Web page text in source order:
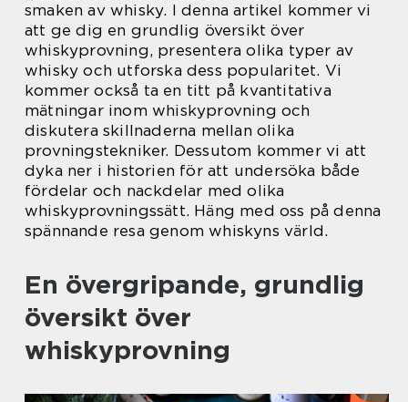
smaken av whisky. I denna artikel kommer vi
att ge dig en grundlig översikt över
whiskyprovning, presentera olika typer av
whisky och utforska dess popularitet. Vi
kommer också ta en titt på kvantitativa
mätningar inom whiskyprovning och
diskutera skillnaderna mellan olika
provningstekniker. Dessutom kommer vi att
dyka ner i historien för att undersöka både
fördelar och nackdelar med olika
whiskyprovningssätt. Häng med oss på denna
spännande resa genom whiskyns värld.
En övergripande, grundlig
översikt över
whiskyprovning